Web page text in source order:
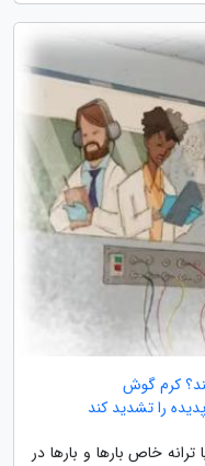
کرم گوش
خاص بارها و بارها در